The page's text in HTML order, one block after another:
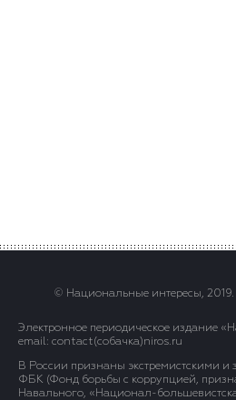
© Национальные интересы,
Электронное периодическое издание
email: contact(сoбaчка)niros.ru
В России признаны экстремистскими
ФБК (Фонд борьбы с коррупцией,
Навального, «Национал-